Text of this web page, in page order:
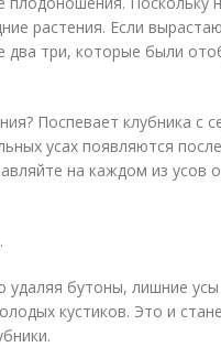
растения. Если
два три, которые были
Поспевает клубника с
усах появляются
на каждом из усов
удаляя бутоны, лишние
кустиков. Это и